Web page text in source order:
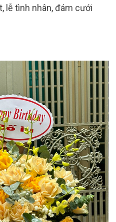
lễ tình nhân, đám cưới